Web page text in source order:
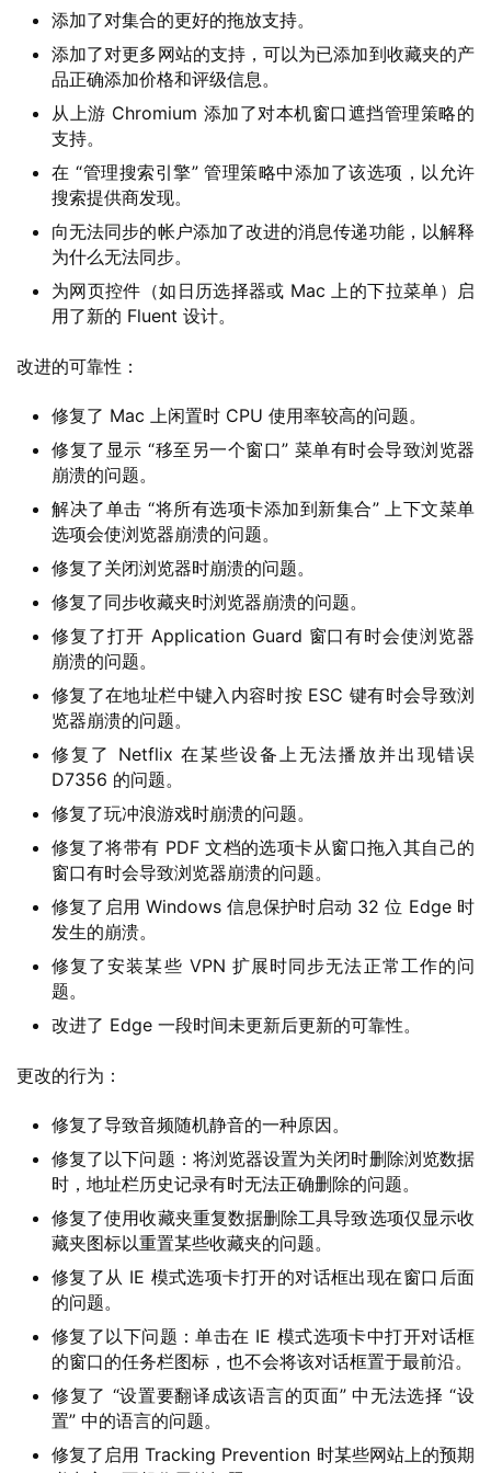
界
W
添加了对集合的更好的拖放支持。
添加了对更多网站的支持，可以为已添加到收藏夹的产
品正确添加价格和评级信息。
从上游 Chromium 添加了对本机窗口遮挡管理策略的
支持。
在 “管理搜索引擎” 管理策略中添加了该选项，以允许
搜索提供商发现。
向无法同步的帐户添加了改进的消息传递功能，以解释
为什么无法同步。
为网页控件（如日历选择器或 Mac 上的下拉菜单）启
用了新的 Fluent 设计。
改进的可靠性：
修复了 Mac 上闲置时 CPU 使用率较高的问题。
修复了显示 “移至另一个窗口” 菜单有时会导致浏览器
崩溃的问题。
解决了单击 “将所有选项卡添加到新集合” 上下文菜单
选项会使浏览器崩溃的问题。
修复了关闭浏览器时崩溃的问题。
修复了同步收藏夹时浏览器崩溃的问题。
修复了打开 Application Guard 窗口有时会使浏览器
崩溃的问题。
修复了在地址栏中键入内容时按 ESC 键有时会导致浏
览器崩溃的问题。
修复了 Netflix 在某些设备上无法播放并出现错误
D7356 的问题。
修复了玩冲浪游戏时崩溃的问题。
修复了将带有 PDF 文档的选项卡从窗口拖入其自己的
窗口有时会导致浏览器崩溃的问题。
修复了启用 Windows 信息保护时启动 32 位 Edge 时
发生的崩溃。
修复了安装某些 VPN 扩展时同步无法正常工作的问
题。
改进了 Edge 一段时间未更新后更新的可靠性。
更改的行为：
修复了导致音频随机静音的一种原因。
修复了以下问题：将浏览器设置为关闭时删除浏览数据
时，地址栏历史记录有时无法正确删除的问题。
修复了使用收藏夹重复数据删除工具导致选项仅显示收
藏夹图标以重置某些收藏夹的问题。
修复了从 IE 模式选项卡打开的对话框出现在窗口后面
的问题。
修复了以下问题：单击在 IE 模式选项卡中打开对话框
的窗口的任务栏图标，也不会将该对话框置于最前沿。
修复了 “设置要翻译成该语言的页面” 中无法选择 “设
置” 中的语言的问题。
修复了启用 Tracking Prevention 时某些网站上的预期